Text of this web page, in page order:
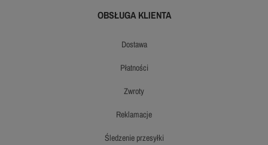
OBSŁUGA KLIENTA
dostawa
płatności
zwroty
reklamacje
śledzenie przesyłki